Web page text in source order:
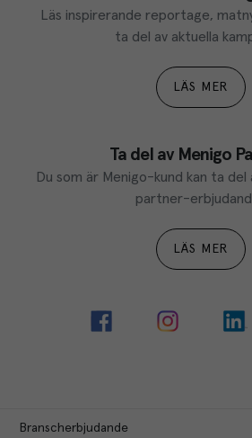
Läs inspirerande reportage,
ta del av aktuella
LÄS MER
Ta del av Menigo
Du som är Menigo-kund kan ta del
partner-
LÄS MER
Branscherbjudande